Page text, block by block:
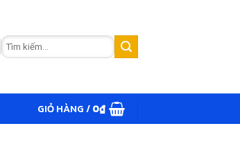
GIỎ HÀNG /0₫